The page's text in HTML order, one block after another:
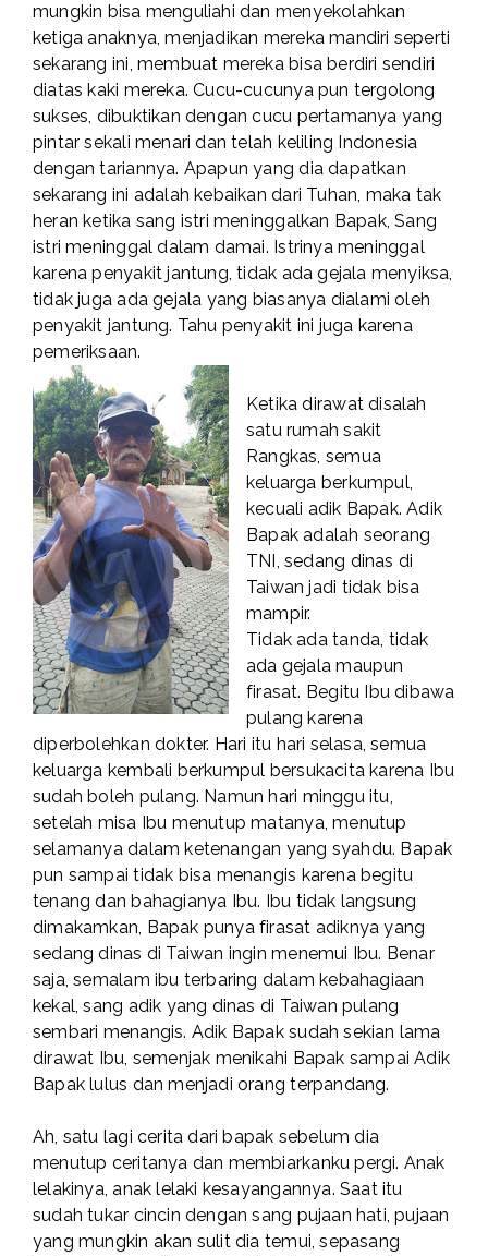
mungkin bisa menguliahi dan menyekolahkan
ketiga anaknya, menjadikan mereka mandiri seperti
sekarang ini, membuat mereka bisa berdiri sendiri
diatas kaki mereka. Cucu-cucunya pun tergolong
sukses, dibuktikan dengan cucu pertamanya yang
pintar sekali menari dan telah keliling Indonesia
dengan tariannya. Apapun yang dia dapatkan
sekarang ini adalah kebaikan dari Tuhan, maka tak
heran ketika sang istri meninggalkan Bapak, Sang
istri meninggal dalam damai. Istrinya meninggal
karena penyakit jantung, tidak ada gejala menyiksa,
tidak juga ada gejala yang biasanya dialami oleh
penyakit jantung. Tahu penyakit ini juga karena
pemeriksaan.
Ketika dirawat disalah
satu rumah sakit
Rangkas, semua
keluarga berkumpul,
kecuali adik Bapak. Adik
Bapak adalah seorang
TNI, sedang dinas di
Taiwan jadi tidak bisa
mampir.
Tidak ada tanda, tidak
ada gejala maupun
firasat. Begitu Ibu dibawa
pulang karena
diperbolehkan dokter. Hari itu hari selasa, semua
keluarga kembali berkumpul bersukacita karena Ibu
sudah boleh pulang. Namun hari minggu itu,
setelah misa Ibu menutup matanya, menutup
selamanya dalam ketenangan yang syahdu. Bapak
pun sampai tidak bisa menangis karena begitu
tenang dan bahagianya Ibu. Ibu tidak langsung
dimakamkan, Bapak punya firasat adiknya yang
sedang dinas di Taiwan ingin menemui Ibu. Benar
saja, semalam ibu terbaring dalam kebahagiaan
kekal, sang adik yang dinas di Taiwan pulang
sembari menangis. Adik Bapak sudah sekian lama
dirawat Ibu, semenjak menikahi Bapak sampai Adik
Bapak lulus dan menjadi orang terpandang.
Ah, satu lagi cerita dari bapak sebelum dia
menutup ceritanya dan membiarkanku pergi. Anak
lelakinya, anak lelaki kesayangannya. Saat itu
sudah tukar cincin dengan sang pujaan hati, pujaan
yang mungkin akan sulit dia temui, sepasang